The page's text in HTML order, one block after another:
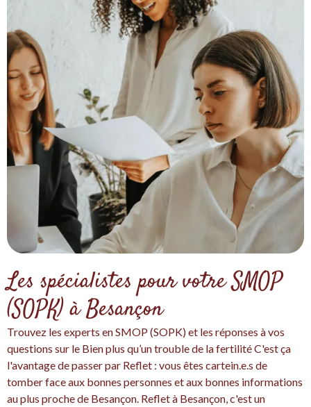
Les spécialistes pour votre SMOP
(SOPK) à Besançon
Trouvez les experts en SMOP (SOPK) et les réponses à vos
questions sur le Bien plus qu’un trouble de la fertilité C'est ça
l'avantage de passer par Reflet : vous êtes cartein.e.s de
tomber face aux bonnes personnes et aux bonnes informations
au plus proche de Besançon. Reflet à Besançon, c'est un